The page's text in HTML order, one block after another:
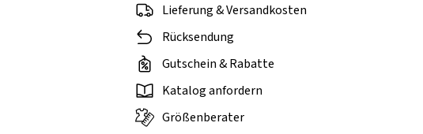
Lieferung & Versandkosten
Rücksendung
Gutschein & Rabatte
Katalog anfordern
Größenberater